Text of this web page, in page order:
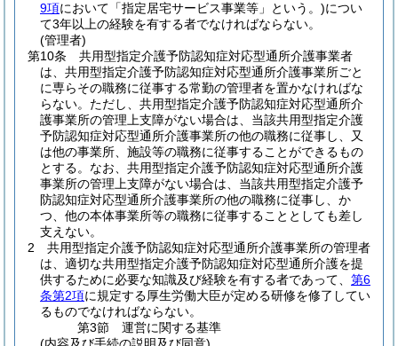
9項において「指定居宅サービス事業等」という。)につい
て3年以上の経験を有する者でなければならない。
(管理者)
第10条
共用型指定介護予防認知症対応型通所介護事業者
は、共用型指定介護予防認知症対応型通所介護事業所ごと
に専らその職務に従事する常勤の管理者を置かなければな
らない。 ただし、共用型指定介護予防認知症対応型通所介
護事業所の管理上支障がない場合は、当該共用型指定介護
予防認知症対応型通所介護事業所の他の職務に従事し、又
は他の事業所、施設等の職務に従事することができるもの
とする。 なお、共用型指定介護予防認知症対応型通所介護
事業所の管理上支障がない場合は、当該共用型指定介護予
防認知症対応型通所介護事業所の他の職務に従事し、か
つ、他の本体事業所等の職務に従事することとしても差し
支えない。
2
共用型指定介護予防認知症対応型通所介護事業所の管理者
は、適切な共用型指定介護予防認知症対応型通所介護を提
供するために必要な知識及び経験を有する者であって、 第6
条第2項に規定する厚生労働大臣が定める研修を修了してい
るものでなければならない。
第3節
運営に関する基準